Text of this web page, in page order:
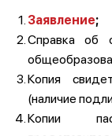
Заявление;
Справка об
Копия
(наличие
Копии